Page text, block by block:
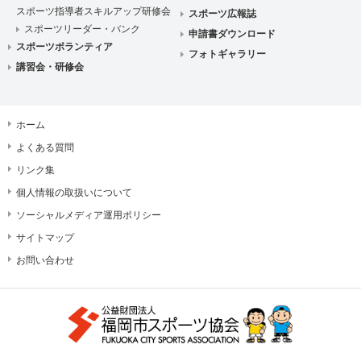
スポーツ指導者スキルアップ研修会
スポーツリーダー・バンク
スポーツボランティア
講習会・研修会
スポーツ広報誌
申請書ダウンロード
フォトギャラリー
ホーム
よくある質問
リンク集
個人情報の取扱いについて
ソーシャルメディア運用ポリシー
サイトマップ
お問い合わせ